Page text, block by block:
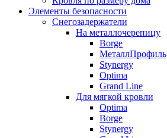
Элементы безопасности
Снегозадержатели
На металлочерепицу
Borge
МеталлПрофиль
Stynergy
Optima
Grand Line
Для мягкой кровли
Optima
Borge
Stynergy